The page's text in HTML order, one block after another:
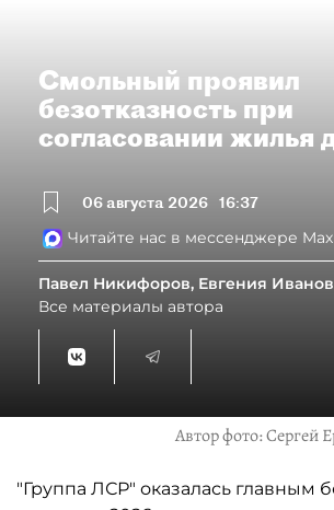
Смольный проявил
безотказность при
согласовании жилья
06 августа 2026 16:37
Читайте нас в мессенджере Max
Павел Никифоров, Евгения
Все материалы автора
Автор фото:Сергей
"Группа ЛСР" оказалась главным